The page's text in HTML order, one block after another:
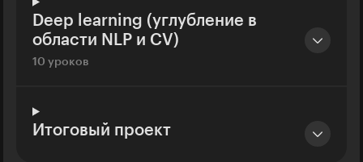
Deep learning (углубление в
области NLP и CV)
10 уроков
Итоговый проект